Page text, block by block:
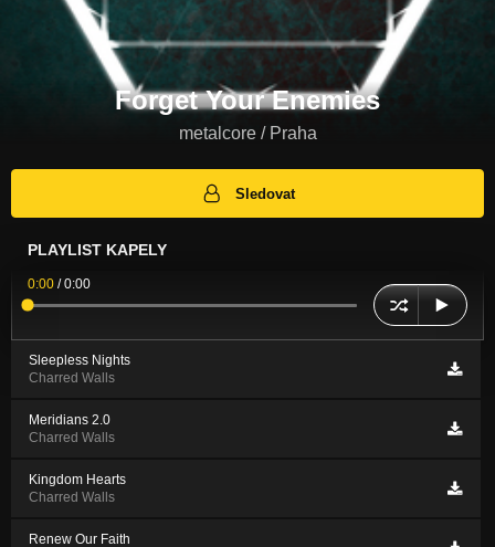
Forget Your Enemies
metalcore / Praha
Sledovat
PLAYLIST KAPELY
0:00 /0:00
Sleepless Nights
Charred Walls
Meridians 2.0
Charred Walls
Kingdom Hearts
Charred Walls
Renew Our Faith